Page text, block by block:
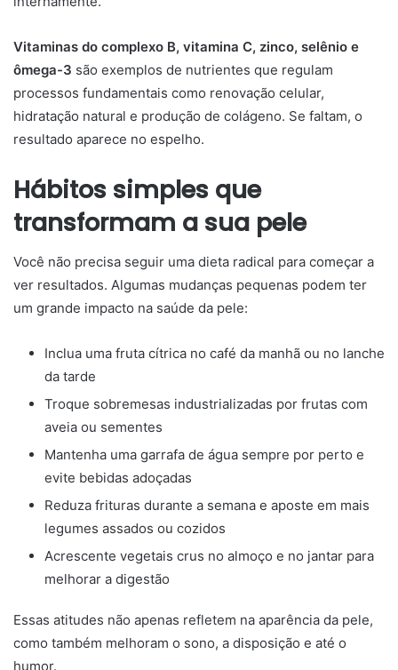
Vitaminas do complexo B, vitamina C, zinco, selênio e
ômega-3 são exemplos de nutrientes que regulam
processos fundamentais como renovação celular,
hidratação natural e produção de colágeno. Se faltam, o
resultado aparece no espelho.
Hábitos simples que
transformam a sua pele
Você não precisa seguir uma dieta radical para começar a
ver resultados. Algumas mudanças pequenas podem ter
um grande impacto na saúde da pele:
Inclua uma fruta cítrica no café da manhã ou no lanche
da tarde
Troque sobremesas industrializadas por frutas com
aveia ou sementes
Mantenha uma garrafa de água sempre por perto e
evite bebidas adoçadas
Reduza frituras durante a semana e aposte em mais
legumes assados ou cozidos
Acrescente vegetais crus no almoço e no jantar para
melhorar a digestão
Essas atitudes não apenas refletem na aparência da pele,
como também melhoram o sono, a disposição e até o
humor.